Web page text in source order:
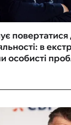
повертатися
в
особисті